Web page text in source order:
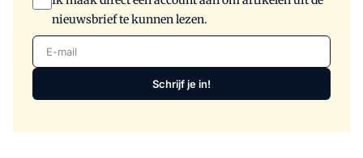
nieuwsbrief te kunnen lezen.
E-mail
Schrijf je in!